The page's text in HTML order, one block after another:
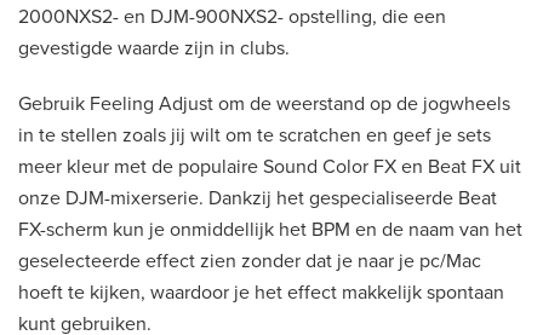
2000NXS2- en DJM-900NXS2- opstelling, die een
gevestigde waarde zijn in clubs.
Gebruik Feeling Adjust om de weerstand op de jogwheels
in te stellen zoals jij wilt om te scratchen en geef je sets
meer kleur met de populaire Sound Color FX en Beat FX uit
onze DJM-mixerserie. Dankzij het gespecialiseerde Beat
FX-scherm kun je onmiddellijk het BPM en de naam van het
geselecteerde effect zien zonder dat je naar je pc/Mac
hoeft te kijken, waardoor je het effect makkelijk spontaan
kunt gebruiken.